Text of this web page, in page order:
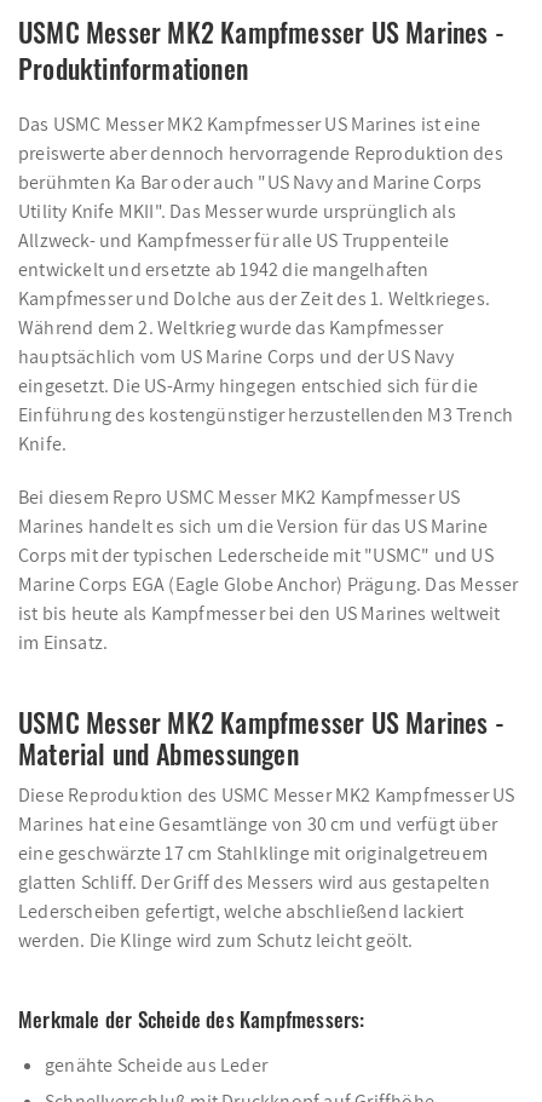
USMC Messer MK2 Kampfmesser US Marines -
Produktinformationen
Das USMC Messer MK2 Kampfmesser US Marines ist eine
preiswerte aber dennoch hervorragende Reproduktion des
berühmten Ka Bar oder auch "US Navy and Marine Corps
Utility Knife MKII". Das Messer wurde ursprünglich als
Allzweck- und Kampfmesser für alle US Truppenteile
entwickelt und ersetzte ab 1942 die mangelhaften
Kampfmesser und Dolche aus der Zeit des 1. Weltkrieges.
Während dem 2. Weltkrieg wurde das Kampfmesser
hauptsächlich vom US Marine Corps und der US Navy
eingesetzt. Die US-Army hingegen entschied sich für die
Einführung des kostengünstiger herzustellenden M3 Trench
Knife.
Bei diesem Repro USMC Messer MK2 Kampfmesser US
Marines handelt es sich um die Version für das US Marine
Corps mit der typischen Lederscheide mit "USMC" und US
Marine Corps EGA (Eagle Globe Anchor) Prägung. Das Messer
ist bis heute als Kampfmesser bei den US Marines weltweit
im Einsatz.
USMC Messer MK2 Kampfmesser US Marines -
Material und Abmessungen
Diese Reproduktion des USMC Messer MK2 Kampfmesser US
Marines hat eine Gesamtlänge von 30 cm und verfügt über
eine geschwärzte 17 cm Stahlklinge mit originalgetreuem
glatten Schliff. Der Griff des Messers wird aus gestapelten
Lederscheiben gefertigt, welche abschließend lackiert
werden. Die Klinge wird zum Schutz leicht geölt.
Merkmale der Scheide des Kampfmessers:
genähte Scheide aus Leder